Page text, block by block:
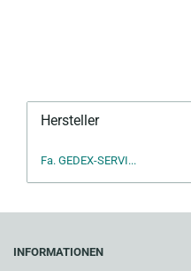
Hersteller
Fa. GEDEX-SERVI...
INFORMATIONEN